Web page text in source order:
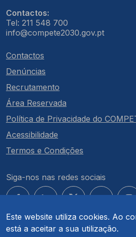
Este website utiliza cookies. Ao
está a aceitar a sua utilização.
Contactos:
Tel: 211 548 700
info@compete2030.gov.pt
Contactos
Denúncias
Recrutamento
Área Reservada
Política de Privacidade do
Acessibilidade
Termos e Condições
Siga-nos nas redes sociais